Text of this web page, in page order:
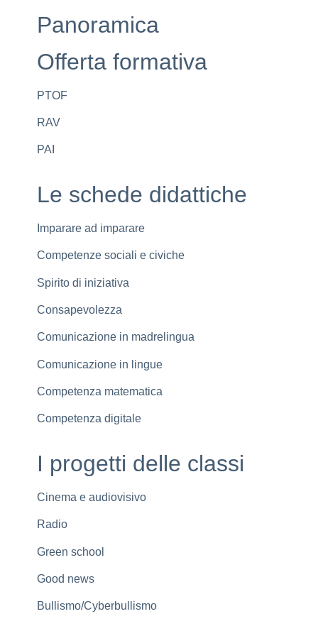
Panoramica
Offerta formativa
PTOF
RAV
PAI
Le schede didattiche
Imparare ad imparare
Competenze sociali e civiche
Spirito di iniziativa
Consapevolezza
Comunicazione in madrelingua
Comunicazione in lingue
Competenza matematica
Competenza digitale
I progetti delle classi
Cinema e audiovisivo
Radio
Green school
Good news
Bullismo/Cyberbullismo